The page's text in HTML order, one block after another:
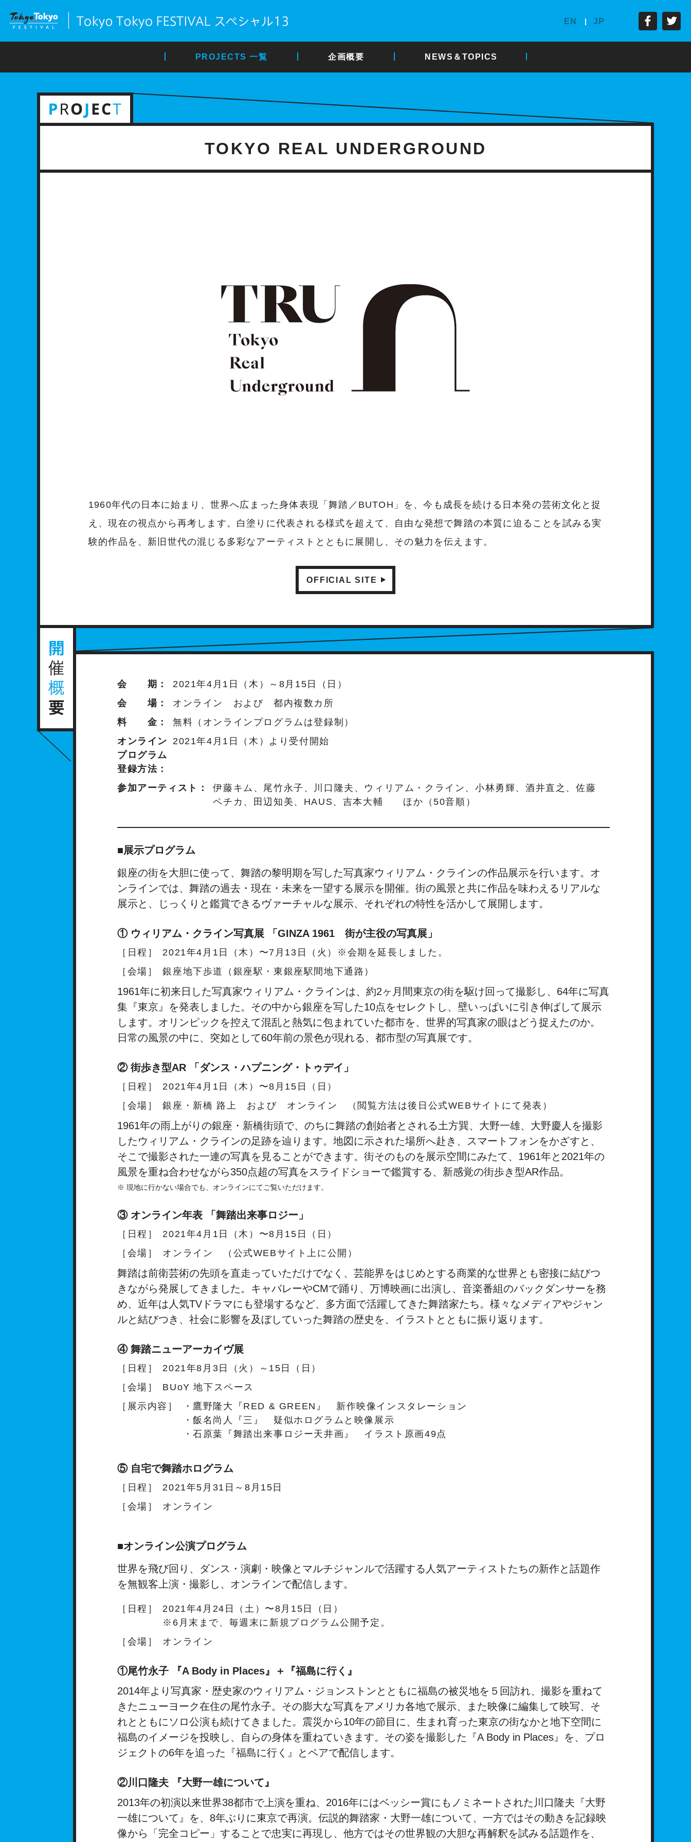
EN JP
PROJECTS 一覧 企画概要 NEWS＆TOPICS
TOKYO REAL UNDERGROUND
1960年代の日本に始まり、世界へ広まった身体表現「舞踏／BUTOH」を、今も成長を続ける日本発の芸術文化と捉
え、現在の視点から再考します。白塗りに代表される様式を超えて、自由な発想で舞踏の本質に迫ることを試みる実
験的作品を、新旧世代の混じる多彩なアーティストとともに展開し、その魅力を伝えます。
OFFICIAL SITE
会 期：
2021年4月1日（木）～8月15日（日）
会 場：
オンライン および 都内複数カ所
料 金：
無料（オンラインプログラムは登録制）
オンライン
プログラム
登録方法：
2021年4月1日（木）より受付開始
参加アーティスト：
伊藤キム、尾竹永子、川口隆夫、ウィリアム・クライン、小林勇輝、酒井直之、佐藤
ペチカ、田辺知美、HAUS、吉本大輔 ほか（50音順）
■展示プログラム
銀座の街を大胆に使って、舞踏の黎明期を写した写真家ウィリアム・クラインの作品展示を行います。オ
ンラインでは、舞踏の過去・現在・未来を一望する展示を開催。街の風景と共に作品を味わえるリアルな
展示と、じっくりと鑑賞できるヴァーチャルな展示、それぞれの特性を活かして展開します。
① ウィリアム・クライン写真展 「GINZA 1961 街が主役の写真展」
［日程］
2021年4月1日（木）〜7月13日（火）※会期を延長しました。
［会場］
銀座地下歩道（銀座駅・東銀座駅間地下通路）
1961年に初来日した写真家ウィリアム・クラインは、約2ヶ月間東京の街を駆け回って撮影し、64年に写真
集『東京』を発表しました。その中から銀座を写した10点をセレクトし、壁いっぱいに引き伸ばして展示
します。オリンピックを控えて混乱と熱気に包まれていた都市を、世界的写真家の眼はどう捉えたのか。
日常の風景の中に、突如として60年前の景色が現れる、都市型の写真展です。
② 街歩き型AR 「ダンス・ハプニング・トゥデイ」
［日程］
2021年4月1日（木）〜8月15日（日）
［会場］
銀座・新橋 路上 および オンライン （閲覧方法は後日公式WEBサイトにて発表）
1961年の雨上がりの銀座・新橋街頭で、のちに舞踏の創始者とされる土方巽、大野一雄、大野慶人を撮影
したウィリアム・クラインの足跡を辿ります。地図に示された場所へ赴き、スマートフォンをかざすと、
そこで撮影された一連の写真を見ることができます。街そのものを展示空間にみたて、1961年と2021年の
風景を重ね合わせながら350点超の写真をスライドショーで鑑賞する、新感覚の街歩き型AR作品。
※ 現地に行かない場合でも、オンラインにてご覧いただけます。
③ オンライン年表 「舞踏出来事ロジー」
［日程］
2021年4月1日（木）〜8月15日（日）
［会場］
オンライン （公式WEBサイト上に公開）
舞踏は前衛芸術の先頭を直走っていただけでなく、芸能界をはじめとする商業的な世界とも密接に結びつ
きながら発展してきました。キャバレーやCMで踊り、万博映画に出演し、音楽番組のバックダンサーを務
め、近年は人気TVドラマにも登場するなど、多方面で活躍してきた舞踏家たち。様々なメディアやジャン
ルと結びつき、社会に影響を及ぼしていった舞踏の歴史を、イラストとともに振り返ります。
④ 舞踏ニューアーカイヴ展
［日程］
2021年8月3日（火）～15日（日）
［会場］
BUoY 地下スペース
［展示内容］
・鷹野隆大『RED & GREEN』 新作映像インスタレーション
・飯名尚人『三』 疑似ホログラムと映像展示
・石原葉『舞踏出来事ロジー天井画』 イラスト原画49点
⑤ 自宅で舞踏ホログラム
［日程］
2021年5月31日～8月15日
［会場］
オンライン
■オンライン公演プログラム
世界を飛び回り、ダンス・演劇・映像とマルチジャンルで活躍する人気アーティストたちの新作と話題作
を無観客上演・撮影し、オンラインで配信します。
［日程］
2021年4月24日（土）〜8月15日（日）
※6月末まで、毎週末に新規プログラム公開予定。
［会場］
オンライン
①尾竹永子 『A Body in Places』＋『福島に行く』
2014年より写真家・歴史家のウィリアム・ジョンストンとともに福島の被災地を５回訪れ、撮影を重ねて
きたニューヨーク在住の尾竹永子。その膨大な写真をアメリカ各地で展示、また映像に編集して映写、そ
れとともにソロ公演も続けてきました。震災から10年の節目に、生まれ育った東京の街なかと地下空間に
福島のイメージを投映し、自らの身体を重ねていきます。その姿を撮影した『A Body in Places』を、プロ
ジェクトの6年を追った『福島に行く』とペアで配信します。
②川口隆夫 『大野一雄について』
2013年の初演以来世界38都市で上演を重ね、2016年にはベッシー賞にもノミネートされた川口隆夫『大野
一雄について』を、8年ぶりに東京で再演。伝説的舞踏家・大野一雄について、一方ではその動きを記録映
像から「完全コピー」することで忠実に再現し、他方ではその世界観の大胆な再解釈を試みる話題作を、